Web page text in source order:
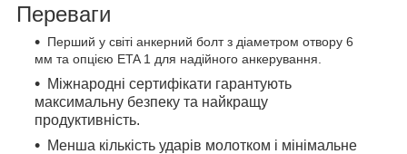
Переваги
Перший у світі анкерний болт з діаметром отвору 6
мм та опцією ETA 1 для надійного анкерування.
Міжнародні сертифікати гарантують
максимальну безпеку та найкращу
продуктивність.
Менша кількість ударів молотком і мінімальне